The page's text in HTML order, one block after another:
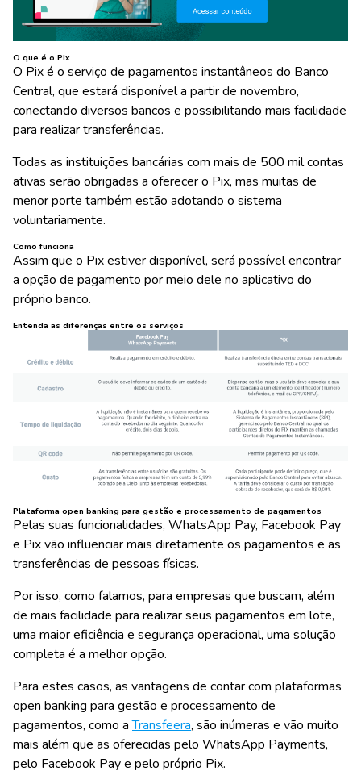
O que é o Pix
O Pix é o serviço de pagamentos instantâneos do Banco
Central, que estará disponível a partir de novembro,
conectando diversos bancos e possibilitando mais facilidade
para realizar transferências.
Todas as instituições bancárias com mais de 500 mil contas
ativas serão obrigadas a oferecer o Pix, mas muitas de
menor porte também estão adotando o sistema
voluntariamente.
Como funciona
Assim que o Pix estiver disponível, será possível encontrar
a opção de pagamento por meio dele no aplicativo do
próprio banco.
Entenda as diferenças entre os serviços
Plataforma open banking para gestão e processamento de pagamentos
Pelas suas funcionalidades, WhatsApp Pay, Facebook Pay
e Pix vão influenciar mais diretamente os pagamentos e as
transferências de pessoas físicas.
Por isso, como falamos, para empresas que buscam, além
de mais facilidade para realizar seus pagamentos em lote,
uma maior eficiência e segurança operacional, uma solução
completa é a melhor opção.
Para estes casos, as vantagens de contar com plataformas
open banking para gestão e processamento de
pagamentos, como aTransfeera, são inúmeras e vão muito
mais além que as oferecidas pelo WhatsApp Payments,
pelo Facebook Pay e pelo próprio Pix.